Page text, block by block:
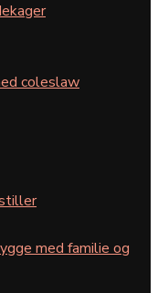
coleslaw
med familie og